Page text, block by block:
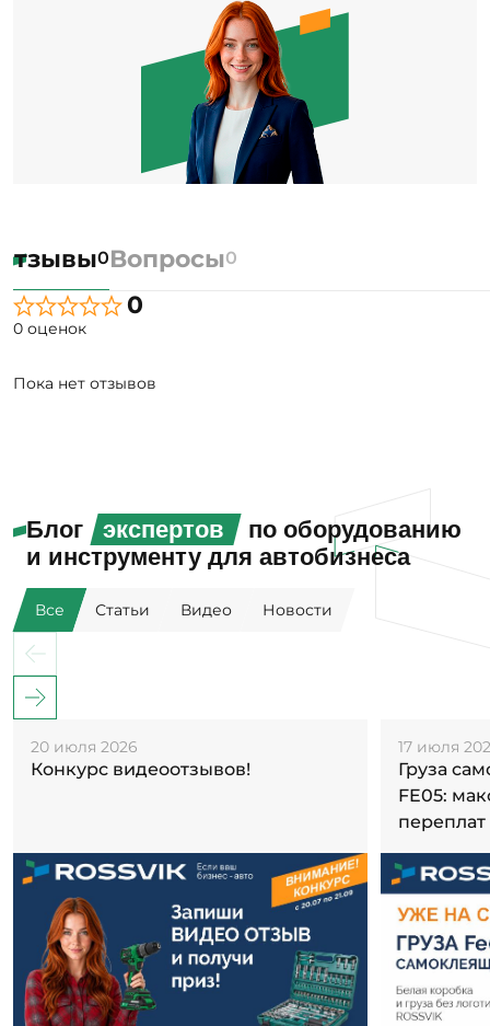
0Вопросы0
0
0 оценок
Пока нет отзывов
Блог экспертов
по оборудованию
и инструменту для автобизнеса
Все Статьи Видео Новости
20 июля 2026
Конкурс видеоотзывов!
17 июля
Груза
FE05:
переплат